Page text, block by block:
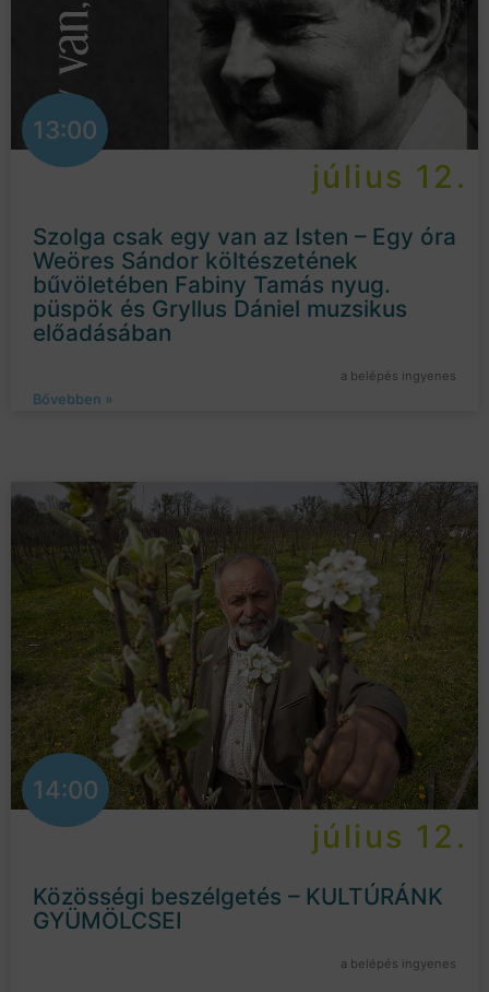
13:00
július 12.
Szolga csak egy van az Isten – Egy óra
Weöres Sándor költészetének
bűvöletében Fabiny Tamás nyug.
püspök és Gryllus Dániel muzsikus
előadásában
a belépés ingyenes
Bővebben »
14:00
július 12.
Közösségi beszélgetés – KULTÚRÁNK
GYÜMÖLCSEI
a belépés ingyenes